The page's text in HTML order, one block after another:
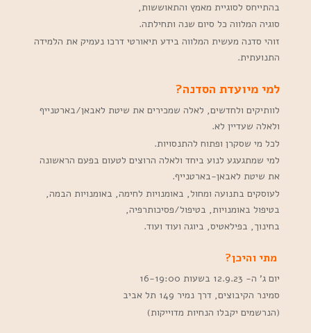
בהתייחס לסוגיית מאמץ והתאוששות,
סוגיה המלווה כל סיום שנה ותחילתה.
זוהי סדנה מעשית המלווה בידע תיאורטי דרכו נעמיק את הלמידה
התנועתית.
למי מיועדת הסדנה?
לוותיקים ולחדשים, לאלה שמכירים את שיטת לאבאן/בארטנייף
ולאלה שעדיין לא.
לכל מי שסקרן ופתוח להתנסויות.
למי שמתגעגע לנוע ביחד ולאלה הרוצים לטעום בפעם הראשונה
את שיטת לאבאן-בארטנייף.
לעוסקים בתנועה ומחול, באומנויות לחימה, באומנויות הבמה,
בטיפול באומנויות, בטיפול/פסיכותרפיה,
בחינוך, בפילאטיס, ביוגה ועוד ועוד.
מתי והיכן?
יום ג’ ה- 12.9.23 בשעות 16-19:00
סמינר הקיבוצים, דרך נמיר 149 תל אביב
(הנרשמים יקבלו הנחיות מדוייקות)